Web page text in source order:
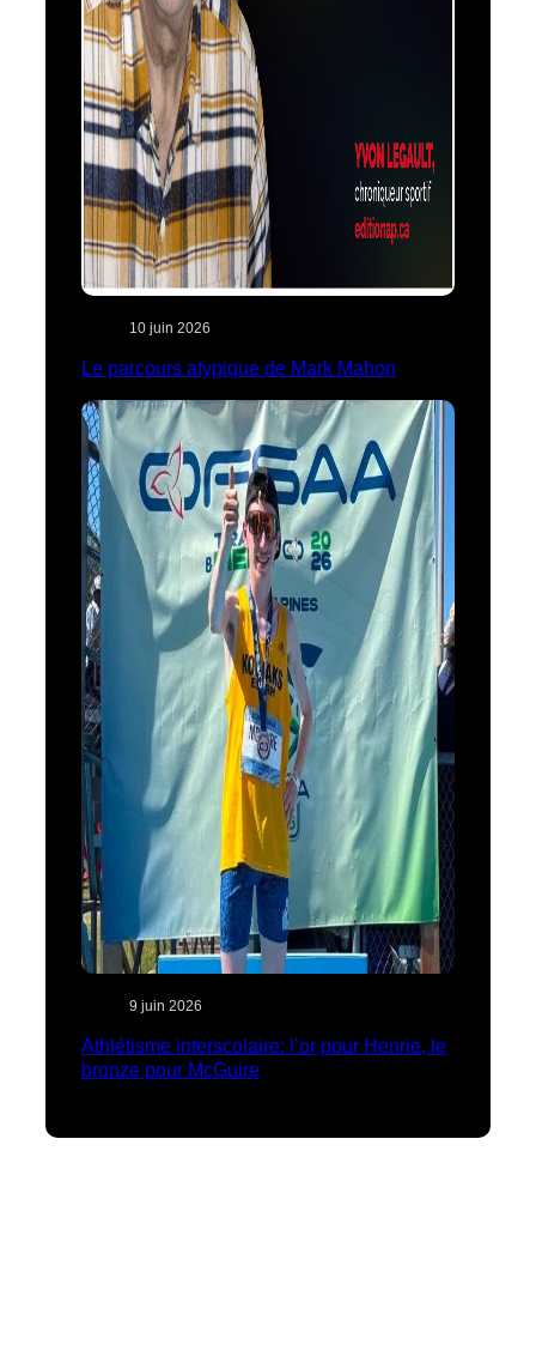
10 juin 2026
Le parcours atypique de Mark Mahon
9 juin 2026
Athlétisme interscolaire: l’or pour Henrie, le
bronze pour McGuire